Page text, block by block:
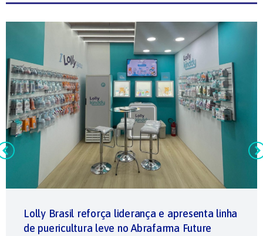
Lolly Brasil reforça liderança e apresenta linha
de puericultura leve no Abrafarma Future